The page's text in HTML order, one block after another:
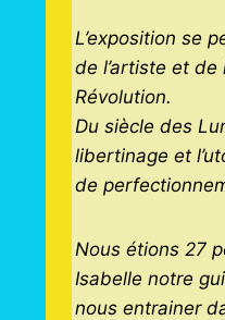
L’exposition se
de l’artiste et
Révolution.
Du siècle des
libertinage et
de
Nous étions 27
Isabelle notre
nous entrainer